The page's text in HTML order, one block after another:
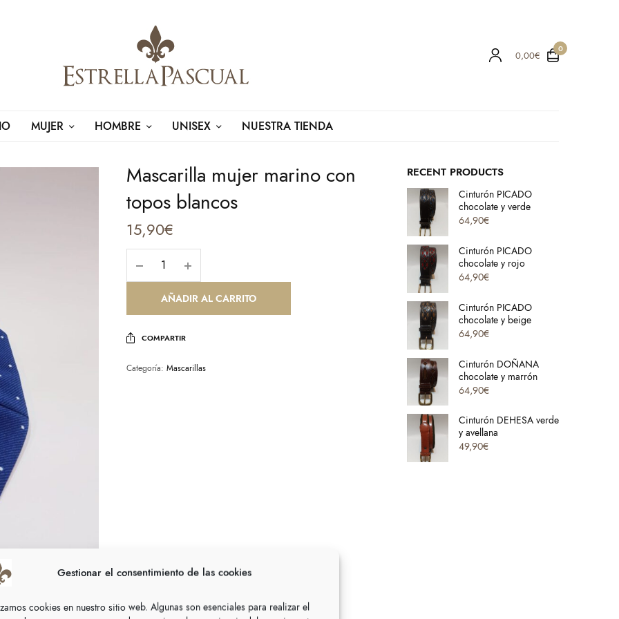
Gestionar el consentimiento de las cookies
cookies en nuestro sitio web. Algunas son esenciales para realizar el
0,00€
0
MUJER HOMBRE UNISEX NUESTRA TIENDA
RECENT PRODUCTS
Cinturón PICADO
chocolate y verde
64,90€
Cinturón PICADO
chocolate y rojo
64,90€
Cinturón PICADO
chocolate y beige
64,90€
Cinturón DOÑANA
chocolate y marrón
64,90€
Cinturón DEHESA verde
y avellana
49,90€
Mascarilla mujer marino con
topos blancos
15,90€
AÑADIR AL CARRITO
COMPARTIR
Categoría: Mascarillas